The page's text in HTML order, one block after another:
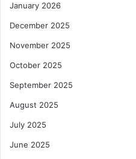
January 2026
December 2025
November 2025
October 2025
September 2025
August 2025
July 2025
June 2025